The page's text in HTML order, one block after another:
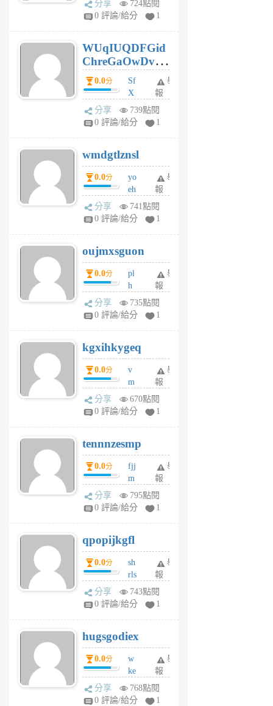
gl
個
月
前
分享
724點閱
0 評論/給分
1
WUqIUQDFGid
ChreGaOwDv
dY0.0分
Sf
X
Pe
Jc
R
P
m
v
A
V
個
月
前
舉
報
分享
739點閱
0 評論/給分
1
wmdgtlznsl
0.0分
yo
eh
ld
gy
個
月
前
舉
報
分享
741點閱
0 評論/給分
1
oujmxsguon
0.0分
pl
h
wi
w
6
個
月
前
舉
報
分享
735點閱
0 評論/給分
1
kgxihkygeq
0.0分
v
m
sg
sr
6
個
月
前
舉
報
分享
670點閱
0 評論/給分
1
tennnzesmp
0.0分
fjj
m
w
rs
6
個
月
前
舉
報
分享
795點閱
0 評論/給分
1
qpopijkgfl
0.0分
sh
rls
k
m
6
個
月
前
舉
報
分享
743點閱
0 評論/給分
1
hugsgodiex
0.0分
w
ke
rv
pj
舉
報
分享
768點閱
0 評論/給分
1